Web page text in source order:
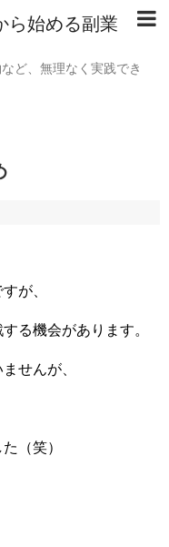
ら始める副業
ど、無理なく実践でき
が、
る機会があります。
せんが、
（笑）